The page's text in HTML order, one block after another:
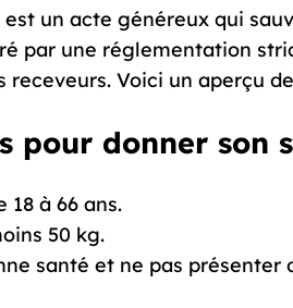
un acte généreux qui
par une réglementation
receveurs. Voici un aperçu
pour donner son
18 à 66 ans.
50 kg.
santé et ne pas